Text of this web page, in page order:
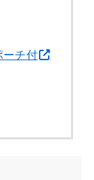
ーチ付